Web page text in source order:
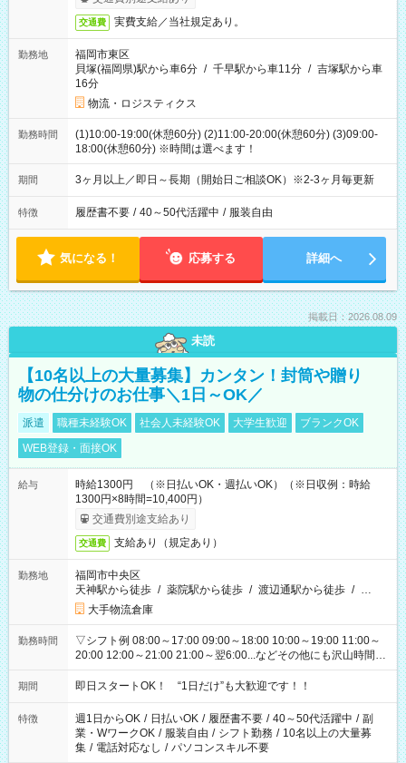
交通費 実費支給／当社規定あり。
勤務地
福岡市東区
貝塚(福岡県)駅から車6分 / 千早駅から車11分 / 吉塚駅から車
16分
物流・ロジスティクス
勤務時間
(1)10:00-19:00(休憩60分) (2)11:00-20:00(休憩60分) (3)09:00-
18:00(休憩60分) ※時間は選べます！
期間 3ヶ月以上／即日～長期（開始日ご相談OK）※2-3ヶ月毎更新
特徴 履歴書不要 / 40～50代活躍中 / 服装自由
気になる！ 応募する 詳細へ
掲載日：2026.08.09
未読
【10名以上の大量募集】カンタン！封筒や贈り
物の仕分けのお仕事＼1日～OK／
派遣 職種未経験OK 社会人未経験OK 大学生歓迎
ブランクOK
WEB登録・面接OK
給与
時給1300円 （※日払いOK・週払いOK）（※日収例：時給
1300円×8時間=10,400円）
交通費別途支給あり
交通費 支給あり（規定あり）
勤務地
福岡市中央区
天神駅から徒歩 / 薬院駅から徒歩 / 渡辺通駅から徒歩 / …
大手物流倉庫
勤務時間
▽シフト例 08:00～17:00 09:00～18:00 10:00～19:00 11:00～
20:00 12:00～21:00 21:00～翌6:00...などその他にも沢山時間が
ございます！ 基本は実働8時間（休憩1時間）がメインですが、
他にもご希望があればご相談ください！
期間 即日スタートOK！ “1日だけ”も大歓迎です！！
特徴 週1日からOK / 日払いOK / 履歴書不要 / 40～50代活躍中 / 副
業・WワークOK / 服装自由 / シフト勤務 / 10名以上の大量募
集 / 電話対応なし / パソコンスキル不要